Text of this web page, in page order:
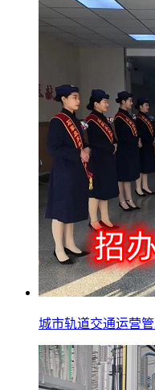
城市轨道交通运营